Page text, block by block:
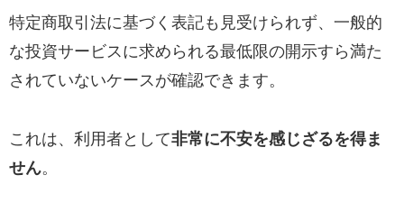
特定商取引法に基づく表記も見受けられず、一般的
な投資サービスに求められる最低限の開示すら満た
されていないケースが確認できます。
これは、利用者として非常に不安を感じざるを得ま
せん